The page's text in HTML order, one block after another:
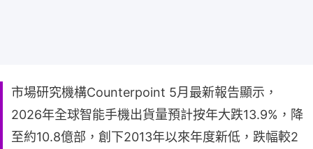
市場研究機構Counterpoint 5月最新報告顯示，
2026年全球智能手機出貨量預計按年大跌13.9%，降
至約10.8億部，創下2013年以來年度新低，跌幅較2